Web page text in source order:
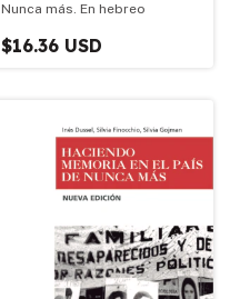
Nunca más. En hebreo
$16.36 USD